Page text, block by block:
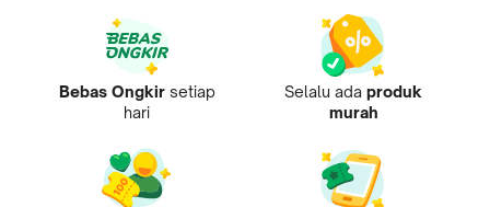
Bebas Ongkir setiap
hari
Selalu ada produk
murah